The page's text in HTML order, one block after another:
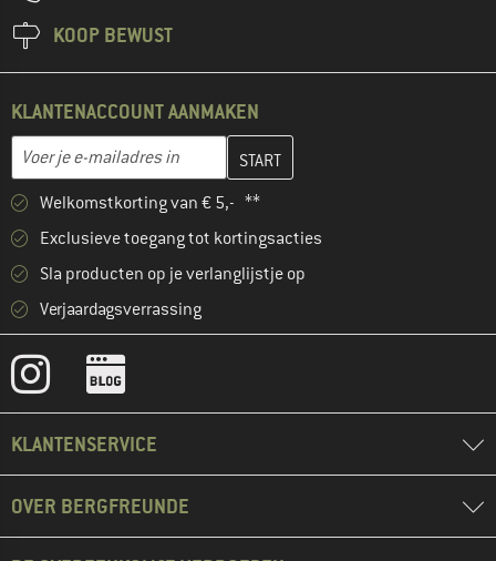
KOOP BEWUST
KLANTENACCOUNT AANMAKEN
E-mailadres
Vul je e-mailadres hier in en maak in de volgende stap je
Welkomstkorting van € 5,- **
Exclusieve toegang tot kortingsacties
Sla producten op je verlanglijstje op
Verjaardagsverrassing
KLANTENSERVICE
OVER BERGFREUNDE